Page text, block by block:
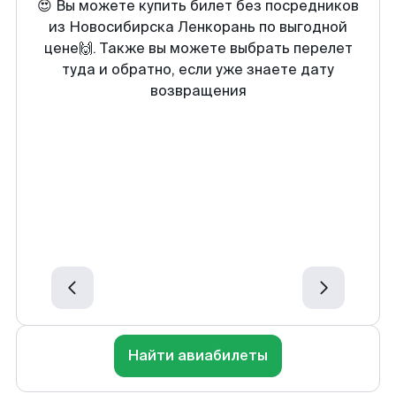
😍 Вы можете купить билет без посредников
из Новосибирска Ленкорань по выгодной
цене🙌. Также вы можете выбрать перелет
туда и обратно, если уже знаете дату
возвращения
Найти авиабилеты